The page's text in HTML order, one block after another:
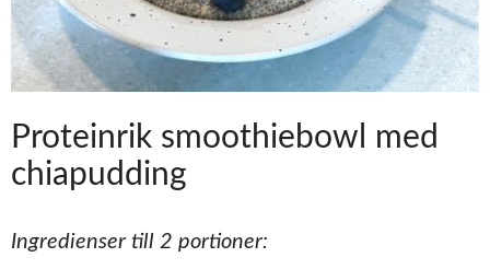
Proteinrik smoothiebowl med
chiapudding
Ingredienser till 2 portioner: